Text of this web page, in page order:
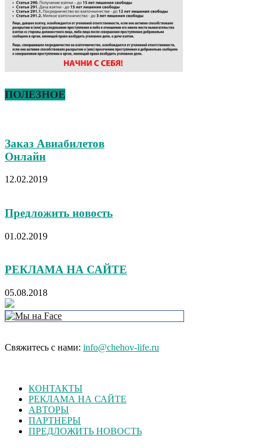
ПОЛЕЗНОЕ
Заказ Авиабилетов
Онлайн
12.02.2019
Предложить новость
01.02.2019
РЕКЛАМА НА САЙТЕ
05.08.2018
Свяжитесь с нами: info@chehov-life.ru
КОНТАКТЫ
РЕКЛАМА НА САЙТЕ
АВТОРЫ
ПАРТНЕРЫ
ПРЕДЛОЖИТЬ НОВОСТЬ